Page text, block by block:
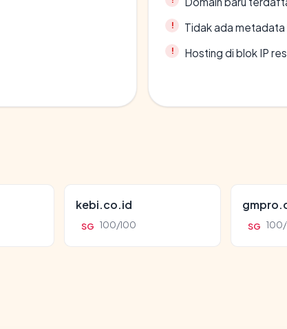
Tidak ada
Hosting di blok IP
kebi.co.id
SG 100/100 SG